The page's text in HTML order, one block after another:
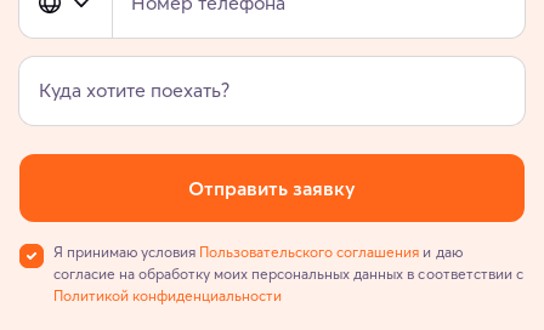
Куда хотите поехать?
Отправить заявку
Я принимаю условия Пользовательского соглашения и даю
согласие на обработку моих персональных данных в соответствии с
Политикой конфиденциальности